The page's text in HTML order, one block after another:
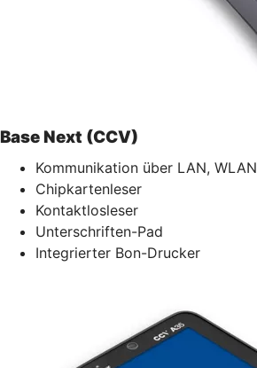
Base Next (CCV)
Kommunikation über LAN, WLAN
Chipkartenleser
Kontaktlosleser
Unterschriften-Pad
Integrierter Bon-Drucker